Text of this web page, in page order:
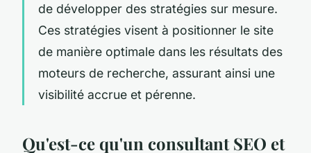
de développer des stratégies sur mesure.
Ces stratégies visent à positionner le site
de manière optimale dans les résultats des
moteurs de recherche, assurant ainsi une
visibilité accrue et pérenne.
Qu'est-ce qu'un consultant SEO et